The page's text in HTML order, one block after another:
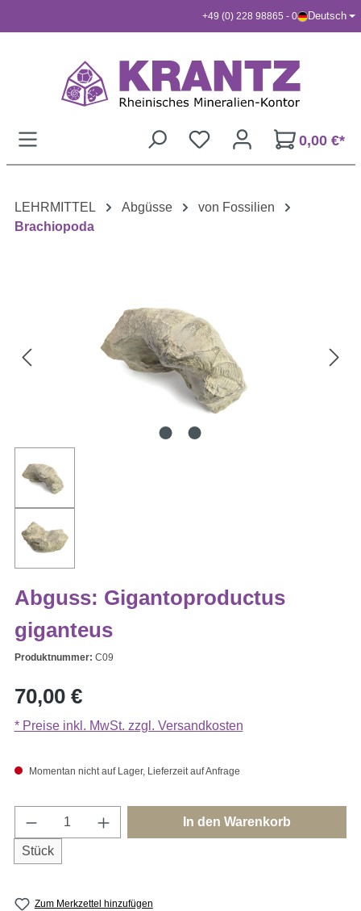
+49 (0) 228 98865 - 0 Deutsch
0,00 €*
LEHRMITTEL Abgüsse
von Fossilien
Brachiopoda
Abguss: Gigantoproductus
giganteus
Produktnummer: C09
Regulärer Preis:
70,00 €
* Preise inkl. MwSt. zzgl. Versandkosten
Momentan nicht auf Lager, Lieferzeit auf Anfrage
Produkt Anzahl: Gib den gewünschten
Stück
In den Warenkorb
Zum Merkzettel hinzufügen